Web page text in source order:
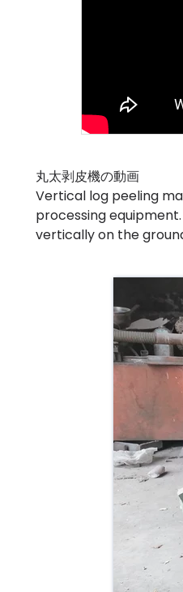
丸太剥皮機の動画
Vertical log peeling
processing
vertically on the